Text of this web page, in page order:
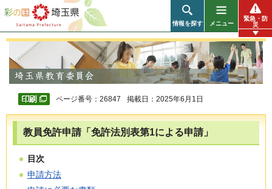
彩の国 埼玉県
情報を探す メニュー
緊急・防
災
ページ番号：26847 掲載日：2025年6月1日
教員免許申請「免許法別表第1による申請」
目次
申請方法